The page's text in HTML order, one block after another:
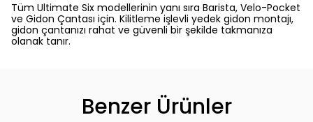
Tüm Ultimate Six modellerinin yanı sıra Barista, Velo-Pocket
ve Gidon Çantası için. Kilitleme işlevli yedek gidon montajı,
gidon çantanızı rahat ve güvenli bir şekilde takmanıza
olanak tanır.
Benzer Ürünler